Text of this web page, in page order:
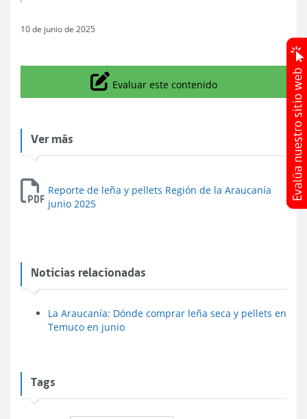
10 de junio de 2025
Icono
Evaluar este contenido
Ver más
Reporte de leña y pellets Región de la Araucanía
junio 2025
Noticias relacionadas
La Araucanía: Dónde comprar leña seca y pellets en
Temuco en junio
Tags